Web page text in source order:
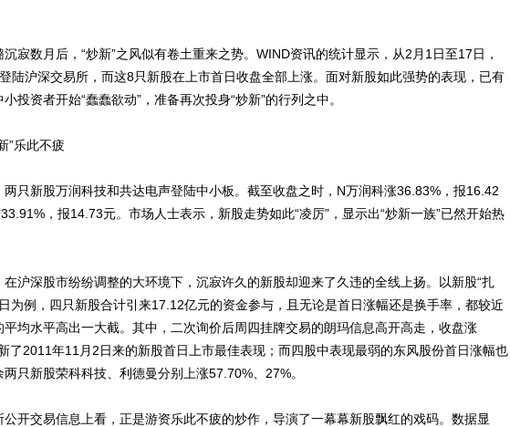
数月后，“炒新”之风似有卷土重来之势。WIND资讯的统计显示，从2月1日至17日，
陆沪深交易所，而这8只新股在上市首日收盘全部上涨。面对新股如此强势的表现，已有
投资者开始“蠢蠢欲动”，准备再次投身“炒新”的行列之中。
乐此不疲
新股万润科技和共达电声登陆中小板。截至收盘之时，N万润科涨36.83%，报16.42
，报14.73元。市场人士表示，新股走势如此“凌厉”，显示出“炒新一族”已然开始热
深股市纷纷调整的大环境下，沉寂许久的新股却迎来了久违的全线上扬。以新股“扎
为例，四只新股合计引来17.12亿元的资金参与，且无论是首日涨幅还是换手率，都较近
平均水平高出一大截。其中，二次询价后周四挂牌交易的朗玛信息高开高走，收盘涨
了2011年11月2日来的新股首日上市最佳表现；而四股中表现最弱的东风股份首日涨幅也
只新股荣科科技、利德曼分别上涨57.70%、27%。
交易信息上看，正是游资乐此不疲的炒作，导演了一幕幕新股飘红的戏码。数据显